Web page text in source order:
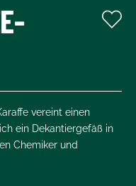
vereint einen
ein Dekantiergefäß in
Chemiker und